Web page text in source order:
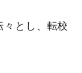
々とし、転校